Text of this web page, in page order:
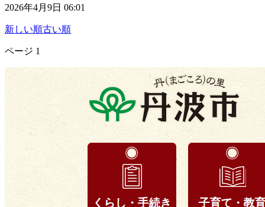
2026年4月9日 06:01
新しい順古い順
ページ 1